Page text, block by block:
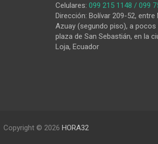
Celulares: 099 215 1148 / 099
Dirección: Bolívar 209-52, entre
Azuay (segundo piso), a
plaza de San Sebastián, en la
Loja, Ecuador
Copyright © 2026 HORA32